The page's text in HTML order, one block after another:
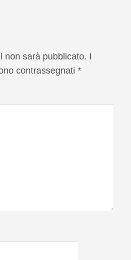
non sarà pubblicato. I
contrassegnati *